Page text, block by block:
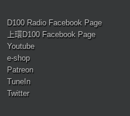
D100 Radio Facebook Page
上環D100 Facebook Page
Youtube
e-shop
Patreon
TuneIn
Twitter